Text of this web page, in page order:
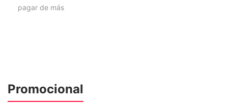
pagar de más
Promocional